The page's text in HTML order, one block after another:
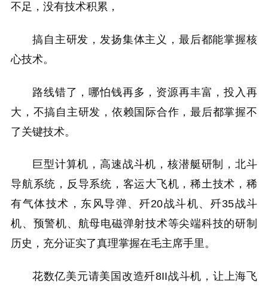
不足，没有技术积累，
搞自主研发，发扬集体主义，最后都能掌握核
心技术。
路线错了，哪怕钱再多，资源再丰富，投入再
大，不搞自主研发，依赖国际合作，最后都掌握不
了关键技术。
巨型计算机，高速战斗机，核潜艇研制，北斗
导航系统，反导系统，客运大飞机，稀土技术，稀
有气体技术，东风导弹、歼20战斗机、歼35战斗
机、预警机、航母电磁弹射技术等尖端科技的研制
历史，充分证实了真理掌握在毛主席手里。
花数亿美元请美国改造歼8II战斗机，让上海飞